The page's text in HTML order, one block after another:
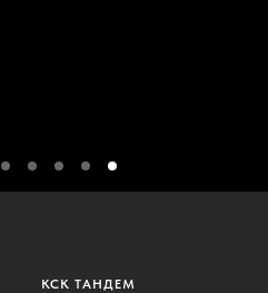
КСК ТАНДЕМ